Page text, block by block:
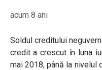
acum 8 ani
Soldul creditului
credit a crescut în luna
mai 2018, până la